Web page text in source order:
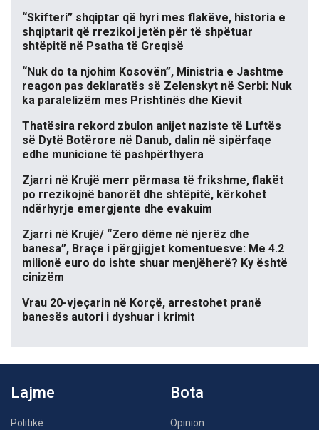
“Skifteri” shqiptar që hyri mes flakëve, historia e
shqiptarit që rrezikoi jetën për të shpëtuar
shtëpitë në Psatha të Greqisë
“Nuk do ta njohim Kosovën”, Ministria e Jashtme
reagon pas deklaratës së Zelenskyt në Serbi: Nuk
ka paralelizëm mes Prishtinës dhe Kievit
Thatësira rekord zbulon anijet naziste të Luftës
së Dytë Botërore në Danub, dalin në sipërfaqe
edhe municione të pashpërthyera
Zjarri në Krujë merr përmasa të frikshme, flakët
po rrezikojnë banorët dhe shtëpitë, kërkohet
ndërhyrje emergjente dhe evakuim
Zjarri në Krujë/ “Zero dëme në njerëz dhe
banesa”, Braçe i përgjigjet komentuesve: Me 4.2
milionë euro do ishte shuar menjëherë? Ky është
cinizëm
Vrau 20-vjeçarin në Korçë, arrestohet pranë
banesës autori i dyshuar i krimit
Lajme
Politikë
Bota
Opinion